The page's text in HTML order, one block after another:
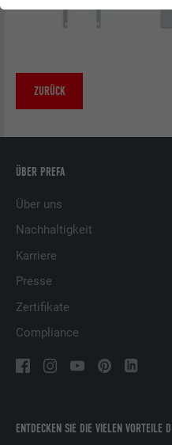
ZURÜCK
ENTDECKEN SIE DIE VIELEN VORTEILE
ÜBER PREFA
Über uns
Nachhaltigkeit
Karriere
Presse
Zertifikate
Compliance